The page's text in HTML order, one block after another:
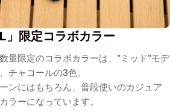
」限定コラボカラー
量限定のコラボカラーは、"ミッド"モデ
チャコールの3色。
ンにはもちろん、普段使いのカジュア
ラーになっています。